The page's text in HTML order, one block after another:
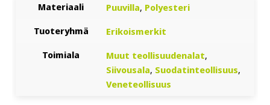
Materiaali Puuvilla, Polyesteri
Tuoteryhmä
Erikoismerkit
Toimiala
Muut teollisuudenalat,
Siivousala, Suodatinteollisuus,
Veneteollisuus